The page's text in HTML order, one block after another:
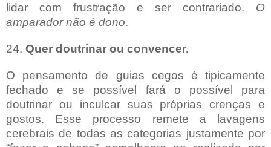
lidar com frustração e ser contrariado. O
amparador não é dono.
24. Quer doutrinar ou convencer.
O pensamento de guias cegos é tipicamente
fechado e se possível fará o possível para
doutrinar ou inculcar suas próprias crenças e
gostos. Esse processo remete a lavagens
cerebrais de todas as categorias justamente por